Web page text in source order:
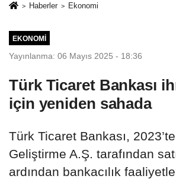
Haberler Ekonomi
EKONOMI
Yayınlanma: 06 Mayıs 2025 - 18:36
Türk Ticaret Bankası
için yeniden sahada
Türk Ticaret Bankası,
Geliştirme A.Ş. tarafından
ardından bankacılık